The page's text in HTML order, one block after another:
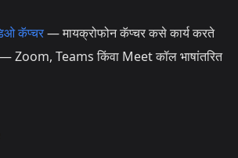
कॅप्चर— मायक्रोफोन कॅप्चर कसे कार्य करते
Zoom, Teams किंवा Meet कॉल भाषांतरित